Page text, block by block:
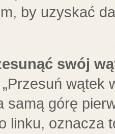
by uzyskać
swój
wątek
samą górę
linku, oznacza